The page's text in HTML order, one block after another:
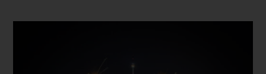
Dieses Produkt weist mehrere Varianten auf. Die Optionen können auf der Produktseite gewählt werden